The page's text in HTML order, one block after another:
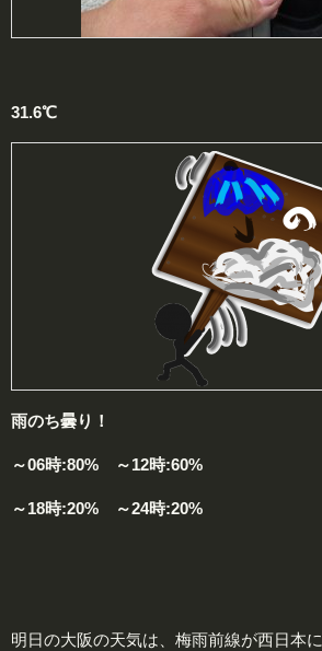
31.6℃
雨のち曇り！
～06時:80% ～12時:60%
～18時:20% ～24時:20%
明日の大阪の天気は、梅雨前線が西日本に